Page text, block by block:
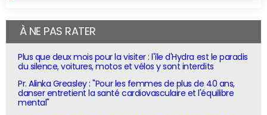
À NE PAS RATER
Plus que deux mois pour la visiter : l'île d'Hydra est le paradis
du silence, voitures, motos et vélos y sont interdits
Pr. Alinka Greasley : "Pour les femmes de plus de 40 ans,
danser entretient la santé cardiovasculaire et l'équilibre
mental"